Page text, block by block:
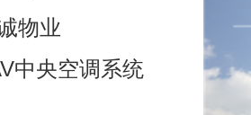
物业
中央空调系统